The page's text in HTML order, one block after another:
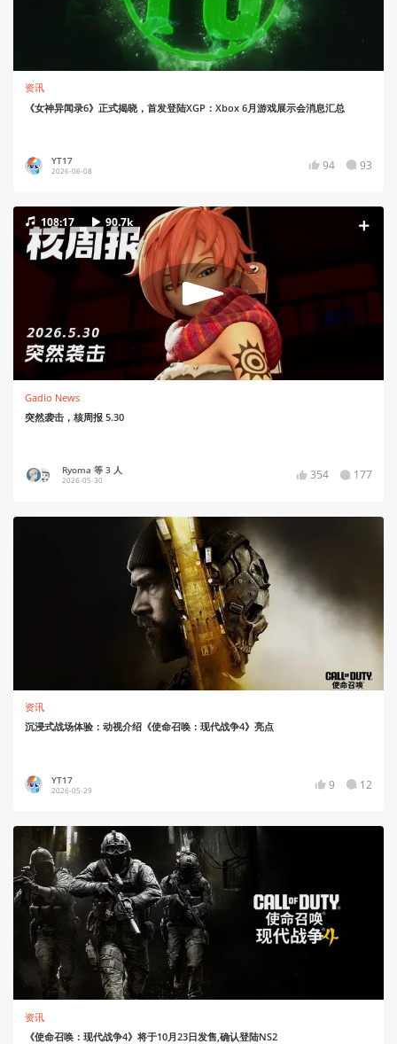
资讯
《女神异闻录6》正式揭晓，首发登陆XGP：Xbox 6月游戏展示会消息汇总
YT17
2026-06-08 94 93
108:17 90.7k
Gadio News
突然袭击，核周报 5.30
Ryoma 等 3 人
2026-05-30 354 177
资讯
沉浸式战场体验：动视介绍《使命召唤：现代战争4》亮点
YT17
2026-05-29 9 12
资讯
《使命召唤：现代战争4》将于10月23日发售,确认登陆NS2